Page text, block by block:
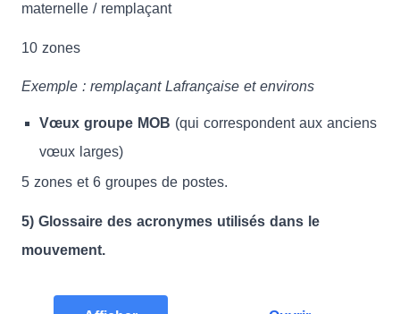
maternelle / remplaçant
10 zones
Exemple : remplaçant Lafrançaise et environs
Vœux groupe MOB (qui correspondent aux anciens
vœux larges)
5 zones et 6 groupes de postes.
5) Glossaire des acronymes utilisés dans le
mouvement.